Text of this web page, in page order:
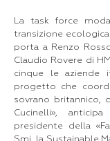
La task force
transizione
porta a Renzo
Claudio Rovere di
cinque le aziende
progetto che
sovrano britannico,
Cucinelli»,
presidente della